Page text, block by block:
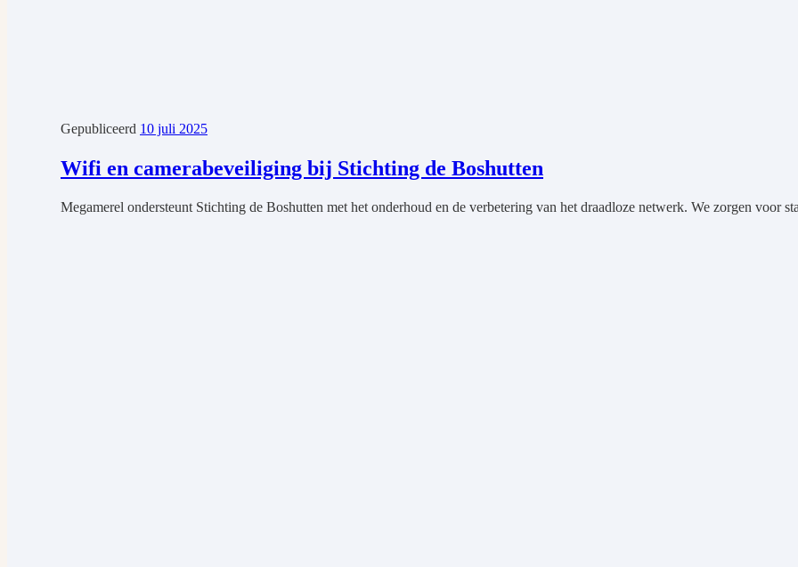
Gepubliceerd 10 juli 2025
Wifi en camerabeveiliging bij Stichting de Boshutten
Megamerel ondersteunt Stichting de Boshutten met het onderhoud en de verbetering van het draadloze netwerk. We zorgen